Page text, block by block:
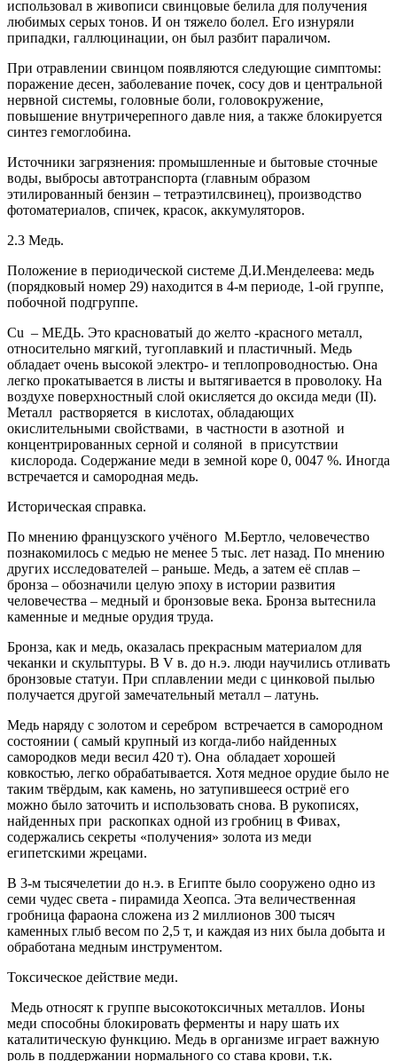
использовал в живописи свинцовые белила для получения
любимых серых тонов. И он тяжело болел. Его изнуряли
припадки, галлюцинации, он был разбит параличом.
При отравлении свинцом появляются следующие симптомы:
поражение десен, заболевание почек, сосу дов и центральной
нервной системы, головные боли, головокружение,
повышение внутричерепного давле ния, а также блокируется
синтез гемоглобина.
Источники загрязнения: промышленные и бытовые сточные
воды, выбросы автотранспорта (главным образом
этилированный бензин – тетраэтилсвинец), производство
фотоматериалов, спичек, красок, аккумуляторов.
2.3 Медь.
Положение в периодической системе Д.И.Менделеева: медь
(порядковый номер 29) находится в 4-м периоде, 1-ой группе,
побочной подгруппе.
Cu – МЕДЬ. Это красноватый до желто -красного металл,
относительно мягкий, тугоплавкий и пластичный. Медь
обладает очень высокой электро- и теплопроводностью. Она
легко прокатывается в листы и вытягивается в проволоку. На
воздухе поверхностный слой окисляется до оксида меди (II).
Металл растворяется в кислотах, обладающих
окислительными свойствами, в частности в азотной и
концентрированных серной и соляной в присутствии
кислорода. Содержание меди в земной коре 0, 0047 %. Иногда
встречается и самородная медь.
Историческая справка.
По мнению французского учёного М.Бертло, человечество
познакомилось с медью не менее 5 тыс. лет назад. По мнению
других исследователей – раньше. Медь, а затем её сплав –
бронза – обозначили целую эпоху в истории развития
человечества – медный и бронзовые века. Бронза вытеснила
каменные и медные орудия труда.
Бронза, как и медь, оказалась прекрасным материалом для
чеканки и скульптуры. В V в. до н.э. люди научились отливать
бронзовые статуи. При сплавлении меди с цинковой пылью
получается другой замечательный металл – латунь.
Медь наряду с золотом и серебром встречается в самородном
состоянии ( самый крупный из когда-либо найденных
самородков меди весил 420 т). Она обладает хорошей
ковкостью, легко обрабатывается. Хотя медное орудие было не
таким твёрдым, как камень, но затупившееся остриё его
можно было заточить и использовать снова. В рукописях,
найденных при раскопках одной из гробниц в Фивах,
содержались секреты «получения» золота из меди
египетскими жрецами.
В 3-м тысячелетии до н.э. в Египте было сооружено одно из
семи чудес света - пирамида Хеопса. Эта величественная
гробница фараона сложена из 2 миллионов 300 тысяч
каменных глыб весом по 2,5 т, и каждая из них была добыта и
обработана медным инструментом.
Токсическое действие меди.
Медь относят к группе высокотоксичных металлов. Ионы
меди способны блокировать ферменты и нару шать их
каталитическую функцию. Медь в организме играет важную
роль в поддержании нормального со става крови, т.к.